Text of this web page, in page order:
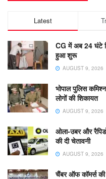
Latest
CG में अब 24 घंटे
हुआ शुरू
AUGUST 9, 2026
भोपाल पुलिस
लोगों की शिकायत
AUGUST 9, 2026
ओला-उबर और
की दी चेतावनी
AUGUST 9, 2026
चैंबर ऑफ कॉमर्स